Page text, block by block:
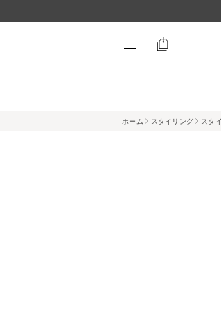
ホーム スタイリング スタ